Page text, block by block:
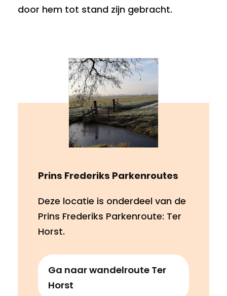
door hem tot stand zijn gebracht.
Prins Frederiks Parkenroutes
Deze locatie is onderdeel van de
Prins Frederiks Parkenroute: Ter
Horst.
Ga naar wandelroute Ter
Horst